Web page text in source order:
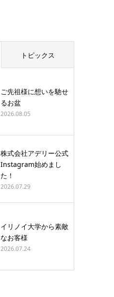
トピックス
ご先祖様に想いを馳せ
るお盆
2026.08.05
株式会社アデリー公式
Instagram始めまし
た！
2026.07.29
イリノイ大学から素敵
なお客様
2026.07.24